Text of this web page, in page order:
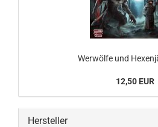
Werwölfe und
12,50 EUR
Hersteller